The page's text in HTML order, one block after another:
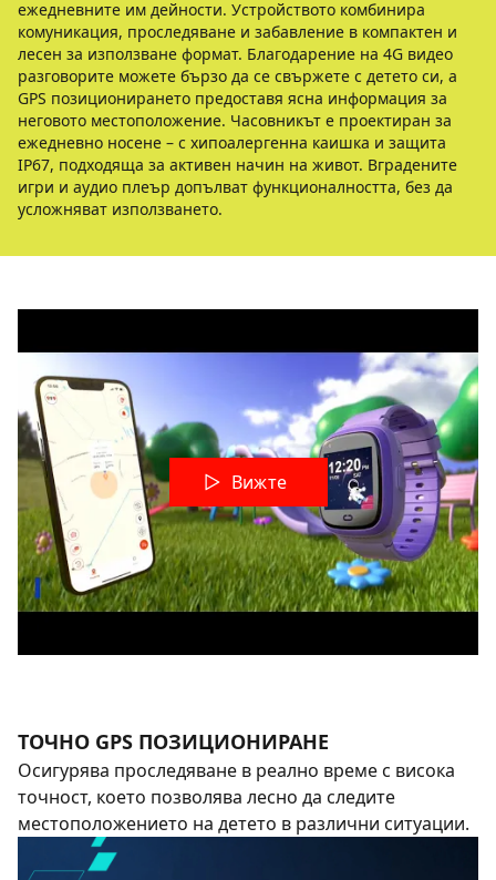
ежедневните им дейности. Устройството комбинира
комуникация, проследяване и забавление в компактен и
лесен за използване формат. Благодарение на 4G видео
разговорите можете бързо да се свържете с детето си, а
GPS позиционирането предоставя ясна информация за
неговото местоположение. Часовникът е проектиран за
ежедневно носене – с хипоалергенна каишка и защита
IP67, подходяща за активен начин на живот. Вградените
игри и аудио плеър допълват функционалността, без да
усложняват използването.
Вижте
ТОЧНО GPS ПОЗИЦИОНИРАНЕ
Осигурява проследяване в реално време с висока
точност, което позволява лесно да следите
местоположението на детето в различни ситуации.